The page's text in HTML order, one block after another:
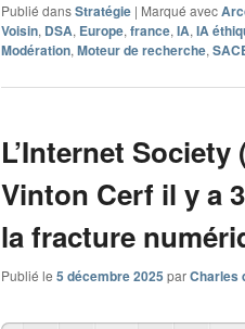
Publié dansStratégie | Marqué avec
Voisin, DSA, Europe,france,IA,IA
Modération,Moteur de recherche,
L’Internet
Vinton Cerf il y a
la fracture
Publié le 5 décembre 2025 parCharles